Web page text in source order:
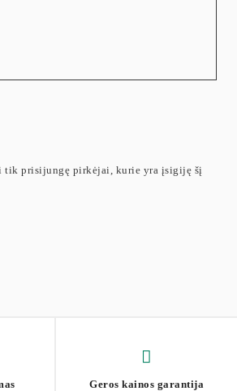
tik prisijungę pirkėjai, kurie yra įsigiję šį
Geros kainos garantija